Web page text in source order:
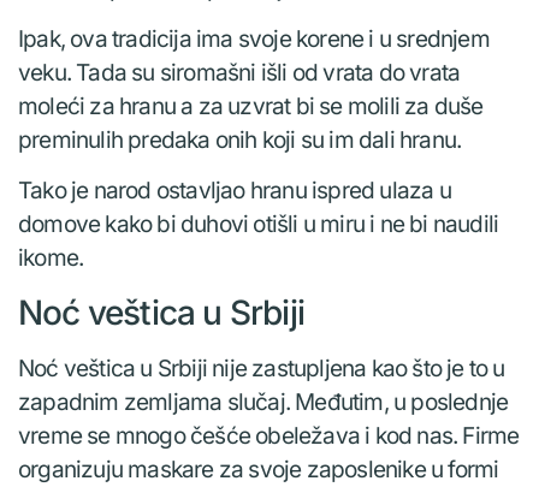
Ipak, ova tradicija ima svoje korene i u srednjem
veku. Tada su siromašni išli od vrata do vrata
moleći za hranu a za uzvrat bi se molili za duše
preminulih predaka onih koji su im dali hranu.
Tako je narod ostavljao hranu ispred ulaza u
domove kako bi duhovi otišli u miru i ne bi naudili
ikome.
Noć veštica u Srbiji
Noć veštica u Srbiji nije zastupljena kao što je to u
zapadnim zemljama slučaj. Međutim, u poslednje
vreme se mnogo češće obeležava i kod nas. Firme
organizuju maskare za svoje zaposlenike u formi